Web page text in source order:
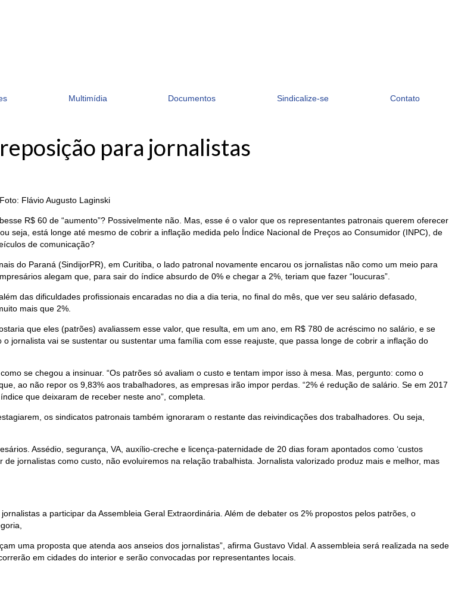
Multimídia Documentos Sindicalize-se Contato
para jornalistas
Foto: Flávio Augusto Laginski
R$ 60 de “aumento”? Possivelmente não. Mas, esse é o valor que os representantes patronais querem oferecer
seja, está longe até mesmo de cobrir a inflação medida pelo Índice Nacional de Preços ao Consumidor (INPC), de
de comunicação?
do Paraná (SindijorPR), em Curitiba, o lado patronal novamente encarou os jornalistas não como um meio para
alegam que, para sair do índice absurdo de 0% e chegar a 2%, teriam que fazer “loucuras”.
das dificuldades profissionais encaradas no dia a dia teria, no final do mês, que ver seu salário defasado,
mais que 2%.
que eles (patrões) avaliassem esse valor, que resulta, em um ano, em R$ 780 de acréscimo no salário, e se
jornalista vai se sustentar ou sustentar uma família com esse reajuste, que passa longe de cobrir a inflação do
se chegou a insinuar. “Os patrões só avaliam o custo e tentam impor isso à mesa. Mas, pergunto: como o
ao não repor os 9,83% aos trabalhadores, as empresas irão impor perdas. “2% é redução de salário. Se em 2017
que deixaram de receber neste ano”, completa.
os sindicatos patronais também ignoraram o restante das reivindicações dos trabalhadores. Ou seja,
Assédio, segurança, VA, auxílio-creche e licença-paternidade de 20 dias foram apontados como ‘custos
jornalistas como custo, não evoluiremos na relação trabalhista. Jornalista valorizado produz mais e melhor, mas
a participar da Assembleia Geral Extraordinária. Além de debater os 2% propostos pelos patrões, o
uma proposta que atenda aos anseios dos jornalistas”, afirma Gustavo Vidal. A assembleia será realizada na sede
em cidades do interior e serão convocadas por representantes locais.